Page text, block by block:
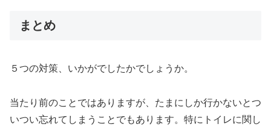
まとめ
５つの対策、いかがでしたかでしょうか。
当たり前のことではありますが、たまにしか行かないとつ
いつい忘れてしまうことでもあります。特にトイレに関し